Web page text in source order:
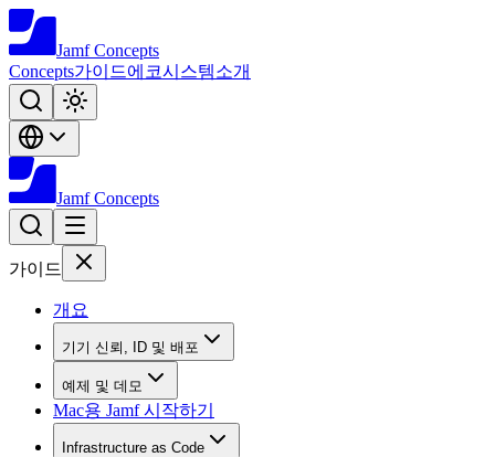
Jamf Concepts
Concepts가이드에코시스템소개
Jamf Concepts
가이드
개요
기기 신뢰, ID 및 배포
예제 및 데모
Mac용 Jamf 시작하기
Infrastructure as Code